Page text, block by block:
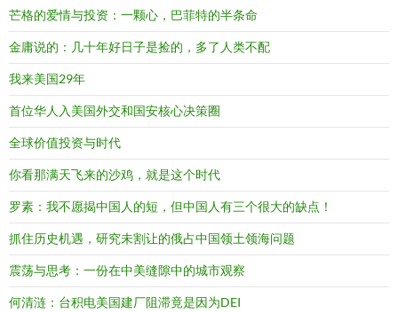
芒格的爱情与投资：一颗心，巴菲特的半条命
金庸说的：几十年好日子是捡的，多了人类不配
我来美国29年
首位华人入美国外交和国安核心决策圈
全球价值投资与时代
你看那满天飞来的沙鸡，就是这个时代
罗素：我不愿揭中国人的短，但中国人有三个很大的缺点！
抓住历史机遇，研究未割让的俄占中国领土领海问题
震荡与思考：一份在中美缝隙中的城市观察
何清涟：台积电美国建厂阻滞竟是因为DEI